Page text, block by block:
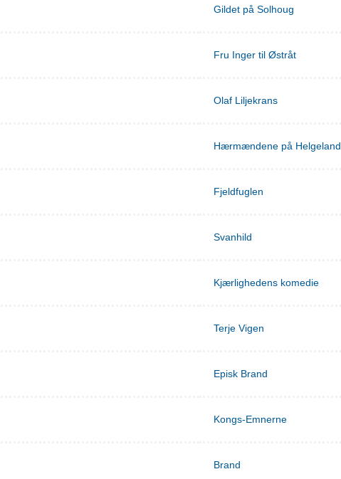
Gildet på Solhoug
Fru Inger til Østråt
Olaf Liljekrans
Hærmændene på Helgeland
Fjeldfuglen
Svanhild
Kjærlighedens komedie
Terje Vigen
Episk Brand
Kongs-Emnerne
Brand